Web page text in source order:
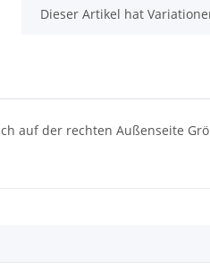
x
Dieser Artikel hat
auf der rechten Außenseite